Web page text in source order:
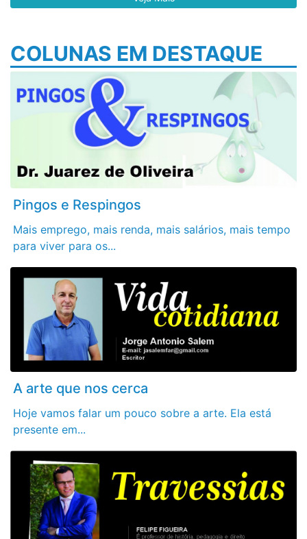
COLUNAS EM DESTAQUE
Pingos e Respingos
Mais emprego, mais renda, mais salários, mais tempo
para viver para os...
A arte que nos cerca
Hoje vamos falar um pouco sobre a arte. Ela está
presente em...